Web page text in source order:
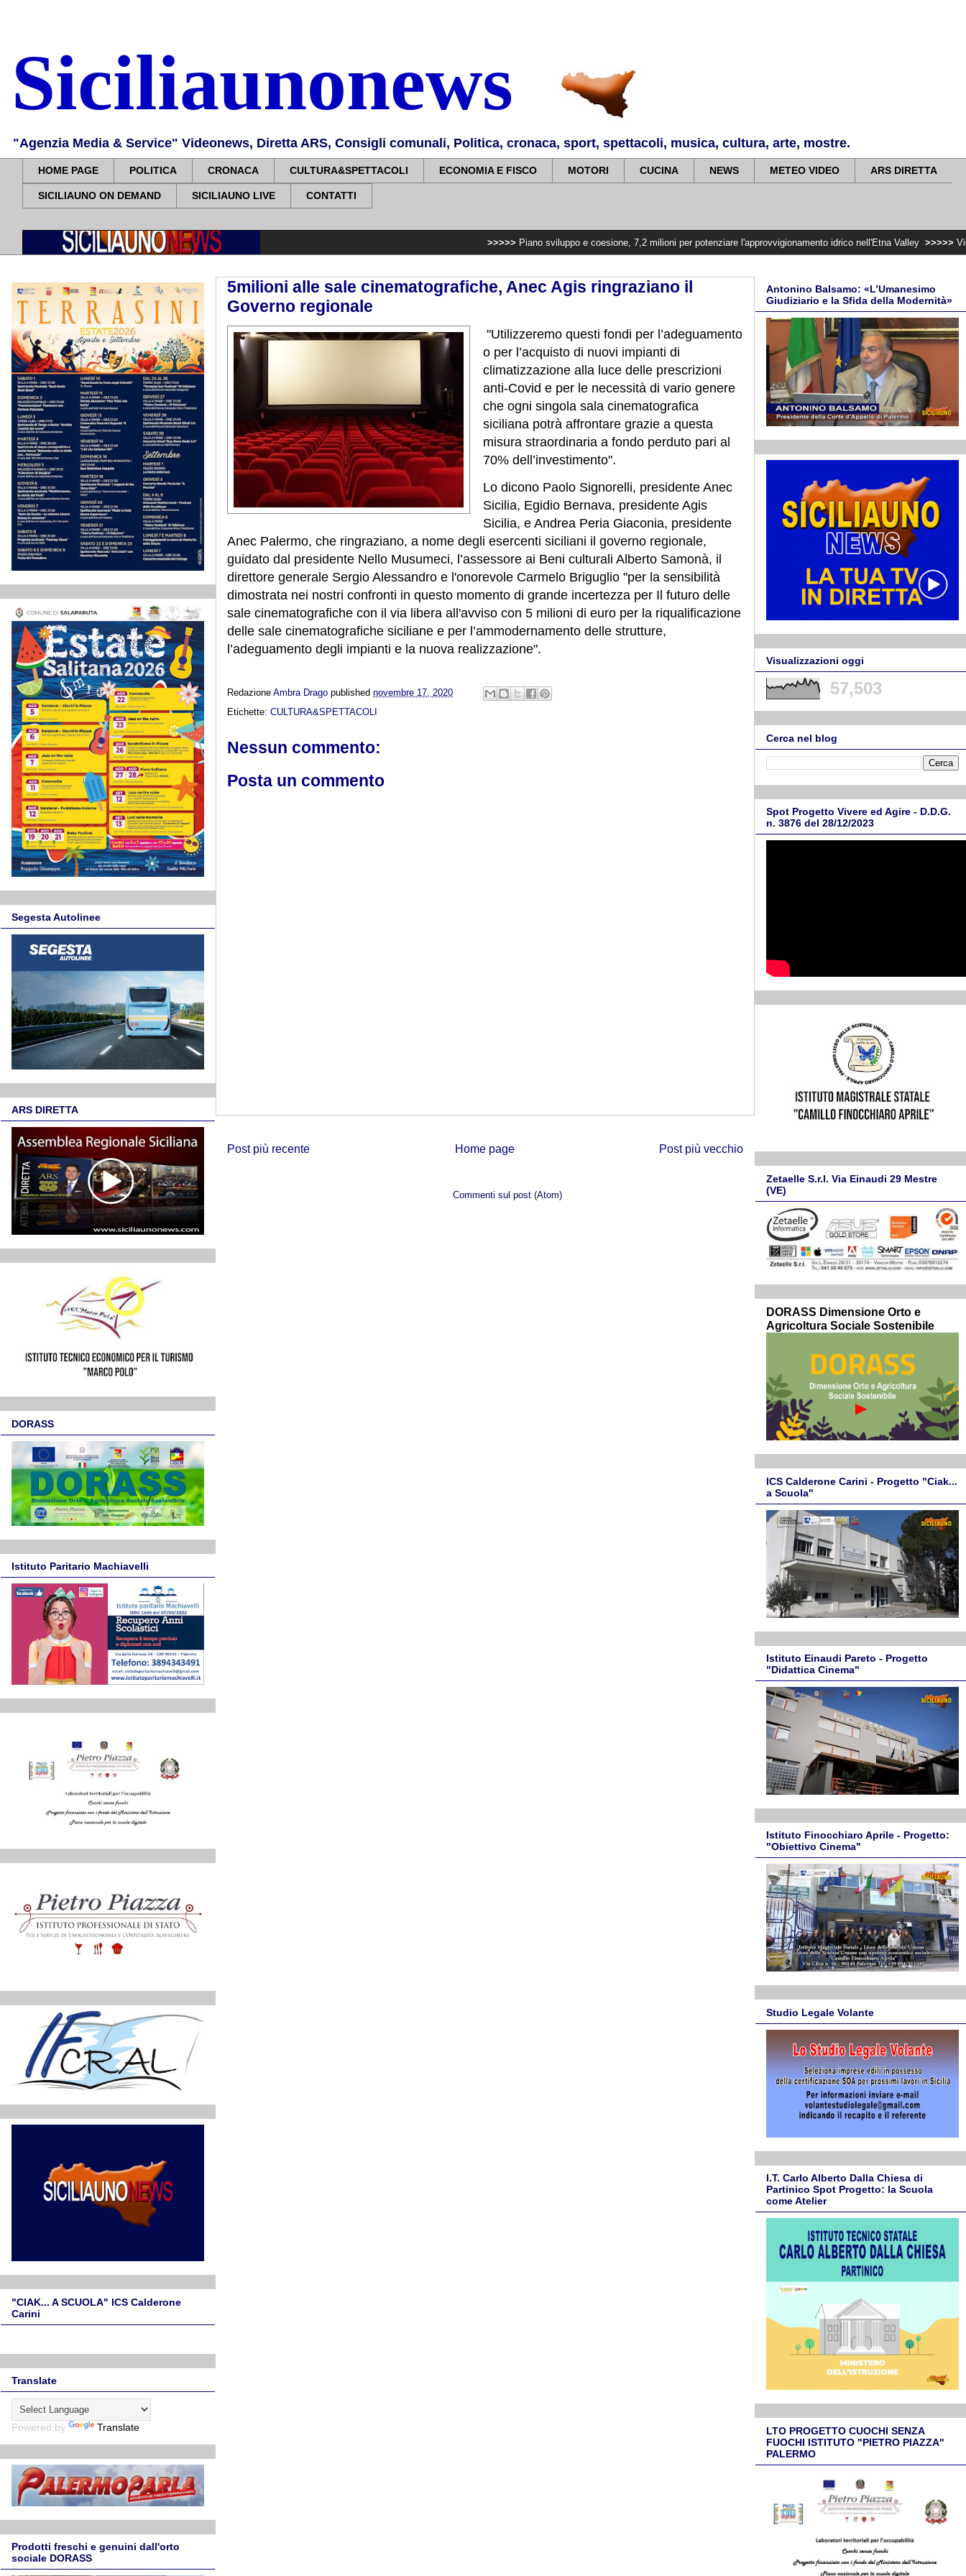
Siciliaunonews
"Agenzia Media & Service" Videonews, Diretta ARS, Consigli comunali, Politica, cronaca, sport, spettacoli, musica, cultura, arte, mostre.
HOME PAGE POLITICA CRONACA CULTURA&SPETTACOLI ECONOMIA E FISCO MOTORI CUCINA NEWS METEO VIDEO ARS DIRETTA
SICILIAUNO ON DEMAND SICILIAUNO LIVE CONTATTI
Piano sviluppo e coesione, 7,2 milioni per potenziare l'approvvigionamento idrico nell'Etna Valley >>>>> Violenza di
5milioni alle sale cinematografiche, Anec Agis ringraziano il
Governo regionale
"Utilizzeremo questi fondi per l’adeguamento
o per l’acquisto di nuovi impianti di
climatizzazione alla luce delle prescrizioni
anti-Covid e per le necessità di vario genere
che ogni singola sala cinematografica
siciliana potrà affrontare grazie a questa
misura straordinaria a fondo perduto pari al
70% dell’investimento".
Lo dicono Paolo Signorelli, presidente Anec
Sicilia, Egidio Bernava, presidente Agis
Sicilia, e Andrea Peria Giaconia, presidente
Anec Palermo, che ringraziano, a nome degli esercenti siciliani il governo regionale,
guidato dal presidente Nello Musumeci, l’assessore ai Beni culturali Alberto Samonà, il
direttore generale Sergio Alessandro e l'onorevole Carmelo Briguglio "per la sensibilità
dimostrata nei nostri confronti in questo momento di grande incertezza per Il futuro delle
sale cinematografiche con il via libera all'avviso con 5 milioni di euro per la riqualificazione
delle sale cinematografiche siciliane e per l’ammodernamento delle strutture,
l’adeguamento degli impianti e la nuova realizzazione".
Redazione Ambra Drago published novembre 17, 2020
Etichette: CULTURA&SPETTACOLI
Nessun commento:
Posta un commento
Post più recente Post più vecchio
Home page
Commenti sul post (Atom)
Segesta Autolinee
ARS DIRETTA
DORASS
Istituto Paritario Machiavelli
"CIAK... A SCUOLA" ICS Calderone
Carini
Translate
Powered by Translate
Prodotti freschi e genuini dall'orto
sociale DORASS
Antonino Balsamo: «L’Umanesimo
Giudiziario e la Sfida della Modernità»
Visualizzazioni oggi
57,503
Cerca nel blog
Spot Progetto Vivere ed Agire - D.D.G.
n. 3876 del 28/12/2023
Zetaelle S.r.l. Via Einaudi 29 Mestre
(VE)
DORASS Dimensione Orto e
Agricoltura Sociale Sostenibile
ICS Calderone Carini - Progetto "Ciak...
a Scuola"
Istituto Einaudi Pareto - Progetto
"Didattica Cinema"
Istituto Finocchiaro Aprile - Progetto:
"Obiettivo Cinema"
Studio Legale Volante
I.T. Carlo Alberto Dalla Chiesa di
Partinico Spot Progetto: la Scuola
come Atelier
LTO PROGETTO CUOCHI SENZA
FUOCHI ISTITUTO "PIETRO PIAZZA"
PALERMO